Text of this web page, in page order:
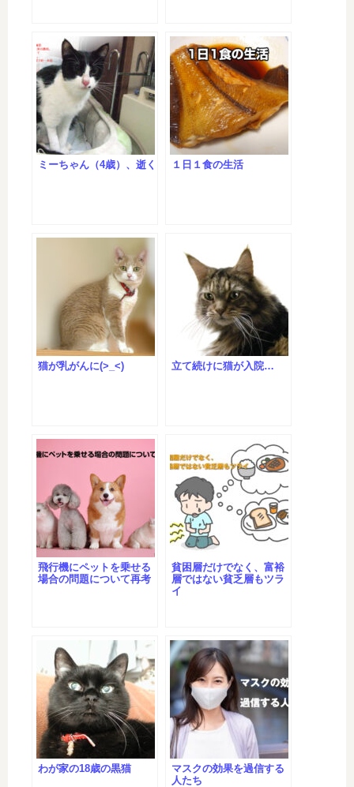
ミーちゃん（4歳）、逝く １日１食の生活
猫が乳がんに(>_<)ゞ 立て続けに猫が入院…
飛行機にペットを乗せる
場合の問題について再考
貧困層だけでなく、富裕
層ではない貧乏層もツラ
イ
わが家の18歳の黒猫
マスクの効果を過信する
人たち